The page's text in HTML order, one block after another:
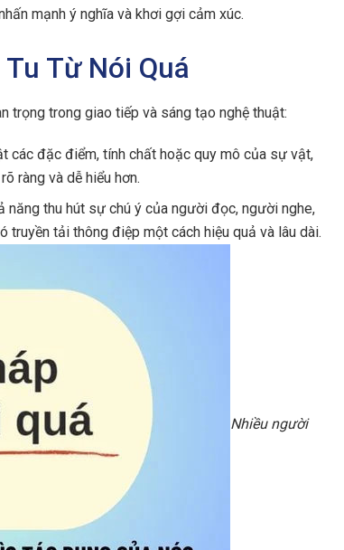
mạnh ý nghĩa và khơi gợi cảm xúc.
Từ Nói Quá
trọng trong giao tiếp và sáng tạo nghệ thuật:
các đặc điểm, tính chất hoặc quy mô của sự vật,
ràng và dễ hiểu hơn.
năng thu hút sự chú ý của người đọc, người nghe,
truyền tải thông điệp một cách hiệu quả và lâu dài.
Nhiều người